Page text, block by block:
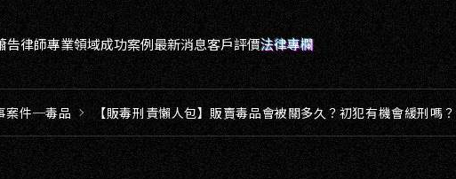
告律師專業領域成功案例最新消息客戶評價法律專欄
案件─毒品 【販毒刑責懶人包】販賣毒品會被關多久？初犯有機會緩刑嗎？
蕭告律師
專業領域
成功案例